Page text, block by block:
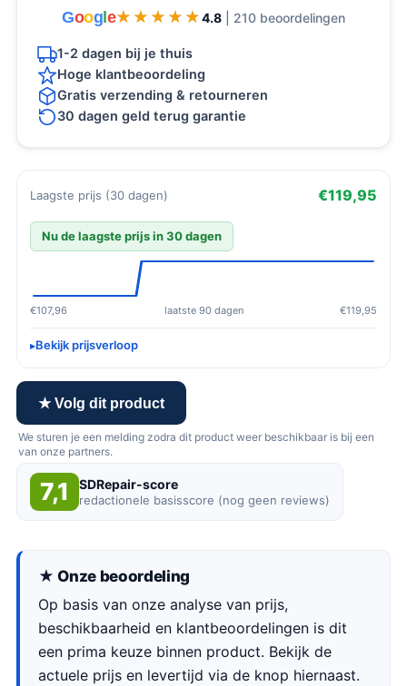
Goog e★★★★★
★★★★★ 4.8 | 210 beoordelingen
1-2 dagen bij je thuis
Hoge klantbeoordeling
Gratis verzending & retourneren
30 dagen geld terug garantie
Laagste prijs (30 dagen) €119,95
Nu de laagste prijs in 30 dagen
€107,96 laatste 90 dagen €119,95
Bekijk prijsverloop
★ Volg dit product
We sturen je een melding zodra dit product weer beschikbaar is bij een
van onze partners.
7,1 SDRepair-score
redactionele basisscore (nog geen reviews)
★ Onze beoordeling
Op basis van onze analyse van prijs,
beschikbaarheid en klantbeoordelingen is dit
een prima keuze binnen product. Bekijk de
actuele prijs en levertijd via de knop hiernaast.